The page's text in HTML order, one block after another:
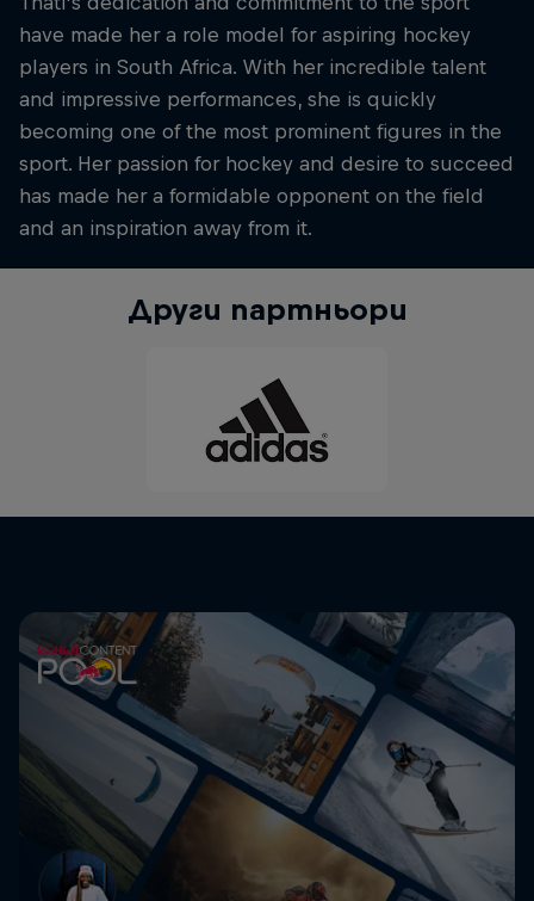
have made her a role model for aspiring hockey
players in South Africa. With her incredible talent
and impressive performances, she is quickly
becoming one of the most prominent figures in the
sport. Her passion for hockey and desire to succeed
has made her a formidable opponent on the field
and an inspiration away from it.
Други партньори